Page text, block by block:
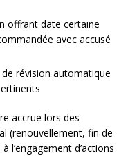
offrant date certaine
avec accusé
révision automatique
accrue lors des
(renouvellement, fin de
l’engagement d’actions